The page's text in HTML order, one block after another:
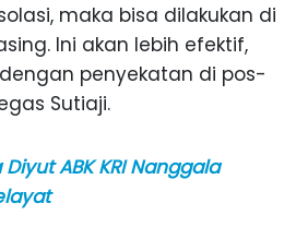
maka bisa dilakukan di
Ini akan lebih efektif,
penyekatan di pos-
Sutiaji.
ABK KRI Nanggala